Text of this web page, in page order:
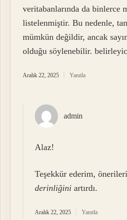
veritabanlarında da binlerce
listelenmiştir. Bu nedenle,
mümkün değildir, ancak
olduğu söylenebilir.
Aralık 22, 2025 Yanıtla
admin
Alaz!
Teşekkür ederim,
derinliğini artırdı.
Aralık 22, 2025 Yanıtla